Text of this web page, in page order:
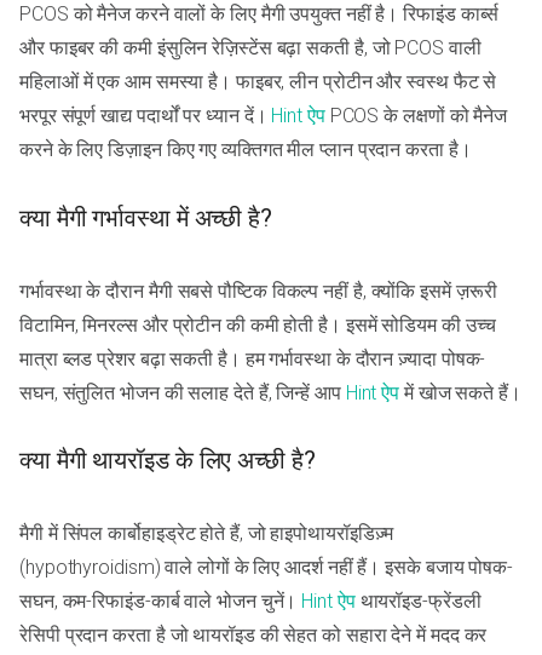
PCOS को मैनेज करने वालों के लिए मैगी उपयुक्त नहीं है। रिफाइंड कार्ब्स
और फाइबर की कमी इंसुलिन रेज़िस्टेंस बढ़ा सकती है, जो PCOS वाली
महिलाओं में एक आम समस्या है। फाइबर, लीन प्रोटीन और स्वस्थ फैट से
भरपूर संपूर्ण खाद्य पदार्थों पर ध्यान दें। Hint ऐपPCOS के लक्षणों को मैनेज
करने के लिए डिज़ाइन किए गए व्यक्तिगत मील प्लान प्रदान करता है।
क्या मैगी गर्भावस्था में अच्छी है?
गर्भावस्था के दौरान मैगी सबसे पौष्टिक विकल्प नहीं है, क्योंकि इसमें ज़रूरी
विटामिन, मिनरल्स और प्रोटीन की कमी होती है। इसमें सोडियम की उच्च
मात्रा ब्लड प्रेशर बढ़ा सकती है। हम गर्भावस्था के दौरान ज़्यादा पोषक-
सघन, संतुलित भोजन की सलाह देते हैं, जिन्हें आप Hint ऐप में खोज सकते हैं।
क्या मैगी थायरॉइड के लिए अच्छी है?
मैगी में सिंपल कार्बोहाइड्रेट होते हैं, जो हाइपोथायरॉइडिज़्म
(hypothyroidism) वाले लोगों के लिए आदर्श नहीं हैं। इसके बजाय पोषक-
सघन, कम-रिफाइंड-कार्ब वाले भोजन चुनें। Hint ऐपथायरॉइड-फ्रेंडली
रेसिपी प्रदान करता है जो थायरॉइड की सेहत को सहारा देने में मदद कर